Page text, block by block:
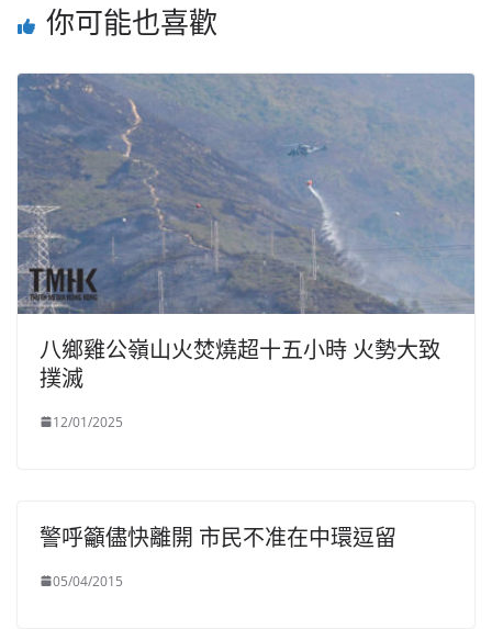
你可能也喜歡
八鄉雞公嶺山火焚燒超十五小時 火勢大致
撲滅
12/01/2025
警呼籲儘快離開 市民不准在中環逗留
05/04/2015